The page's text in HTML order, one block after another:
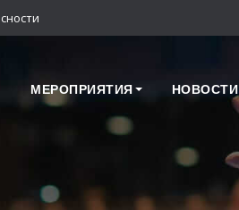
МЕРОПРИЯТИЯ НОВОСТИ